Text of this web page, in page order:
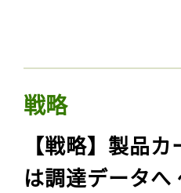
戦略
【戦略】製品
は調達データ